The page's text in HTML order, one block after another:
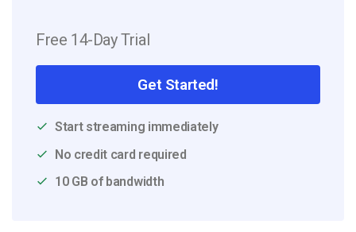
Free 14-Day Trial
Get Started!
Start streaming immediately
No credit card required
10 GB of bandwidth